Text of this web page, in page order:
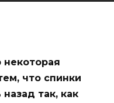
некоторая
что спинки
так, как